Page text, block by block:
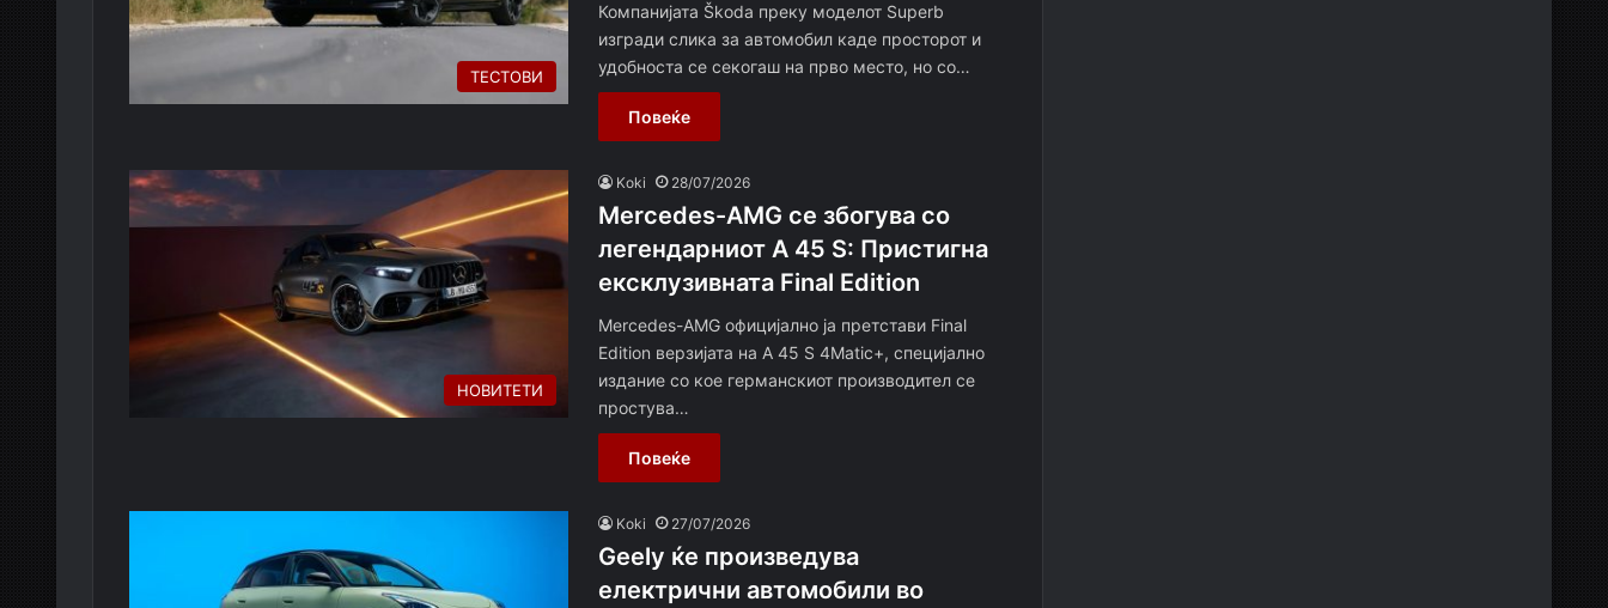
ТЕСТОВИ
Компанијата Škoda преку моделот Superb
изгради слика за автомобил каде просторот и
удобноста се секогаш на прво место, но со…
Повеќе
НОВИТЕТИ
Koki 28/07/2026
Mercedes-AMG се збогува со
легендарниот A 45 S: Пристигна
ексклузивната Final Edition
Mercedes-AMG официјално ја претстави Final
Edition верзијата на A 45 S 4Matic+, специјално
издание со кое германскиот производител се
простува…
Повеќе
Koki 27/07/2026
Geely ќе произведува
електрични автомобили во